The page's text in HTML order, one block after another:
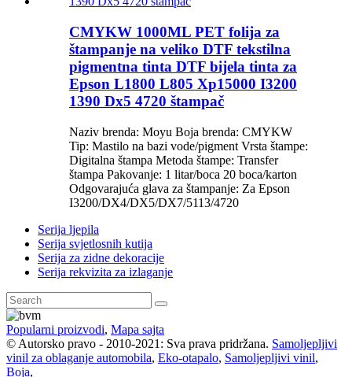
CMYKW 1000ML PET folija za
štampanje na veliko DTF tekstilna
pigmentna tinta DTF bijela tinta za
Epson L1800 L805 Xp15000 I3200
1390 Dx5 4720 štampač
Naziv brenda: Moyu Boja brenda: CMYKW
Tip: Mastilo na bazi vode/pigment Vrsta štampe:
Digitalna štampa Metoda štampe: Transfer
štampa Pakovanje: 1 litar/boca 20 boca/karton
Odgovarajuća glava za štampanje: Za Epson
I3200/DX4/DX5/DX7/5113/4720
Serija ljepila
Serija svjetlosnih kutija
Serija za zidne dekoracije
Serija rekvizita za izlaganje
Popularni proizvodi, Mapa sajta
© Autorsko pravo - 2010-2021: Sva prava pridržana. Samoljepljivi
vinil za oblaganje automobila, Eko-otapalo, Samoljepljivi vinil,
Boja,